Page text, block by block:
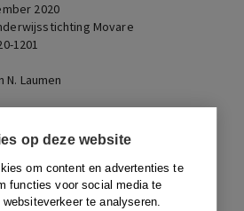
op deze website
om content en advertenties te
functies voor social media te
te analyseren.
2020
Movare
1201
N. Laumen
essentialia, VOG,
arbeidsovereenkomst